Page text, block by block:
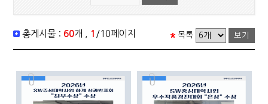
총게시물 : 60 개 , 1 /10페이지 목록